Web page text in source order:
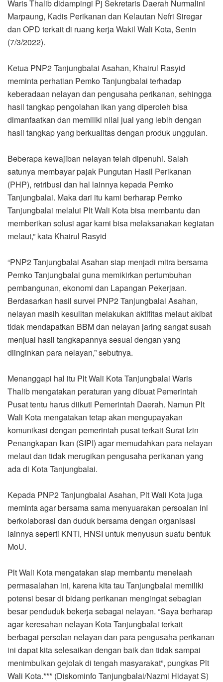
Waris Thalib didampingi Pj Sekretaris Daerah Nurmalini
Marpaung, Kadis Perikanan dan Kelautan Nefri Siregar
dan OPD terkait di ruang kerja Wakil Wali Kota, Senin
(7/3/2022).
Ketua PNP2 Tanjungbalai Asahan, Khairul Rasyid
meminta perhatian Pemko Tanjungbalai terhadap
keberadaan nelayan dan pengusaha perikanan, sehingga
hasil tangkap pengolahan ikan yang diperoleh bisa
dimanfaatkan dan memiliki nilai jual yang lebih dengan
hasil tangkap yang berkualitas dengan produk unggulan.
Beberapa kewajiban nelayan telah dipenuhi. Salah
satunya membayar pajak Pungutan Hasil Perikanan
(PHP), retribusi dan hal lainnya kepada Pemko
Tanjungbalai. Maka dari itu kami berharap Pemko
Tanjungbalai melalui Plt Wali Kota bisa membantu dan
memberikan solusi agar kami bisa melaksanakan kegiatan
melaut,” kata Khairul Rasyid
“PNP2 Tanjungbalai Asahan siap menjadi mitra bersama
Pemko Tanjungbalai guna memikirkan pertumbuhan
pembangunan, ekonomi dan Lapangan Pekerjaan.
Berdasarkan hasil survei PNP2 Tanjungbalai Asahan,
nelayan masih kesulitan melakukan aktifitas melaut akibat
tidak mendapatkan BBM dan nelayan jaring sangat susah
menjual hasil tangkapannya sesuai dengan yang
diinginkan para nelayan,” sebutnya.
Menanggapi hal itu Plt Wali Kota Tanjungbalai Waris
Thalib mengatakan peraturan yang dibuat Pemerintah
Pusat tentu harus diikuti Pemerintah Daerah. Namun Plt
Wali Kota mengatakan tetap akan mengupayakan
komunikasi dengan pemerintah pusat terkait Surat Izin
Penangkapan Ikan (SIPI) agar memudahkan para nelayan
melaut dan tidak merugikan pengusaha perikanan yang
ada di Kota Tanjungbalai.
Kepada PNP2 Tanjungbalai Asahan, Plt Wali Kota juga
meminta agar bersama sama menyuarakan persoalan ini
berkolaborasi dan duduk bersama dengan organisasi
lainnya seperti KNTI, HNSI untuk menyusun suatu bentuk
MoU.
Plt Wali Kota mengatakan siap membantu menelaah
permasalahan ini, karena kita tau Tanjungbalai memiliki
potensi besar di bidang perikanan mengingat sebagian
besar penduduk bekerja sebagai nelayan. “Saya berharap
agar keresahan nelayan Kota Tanjungbalai terkait
berbagai persolan nelayan dan para pengusaha perikanan
ini dapat kita selesaikan dengan baik dan tidak sampai
menimbulkan gejolak di tengah masyarakat”, pungkas Plt
Wali Kota.*** (Diskominfo Tanjungbalai/Nazmi Hidayat S)